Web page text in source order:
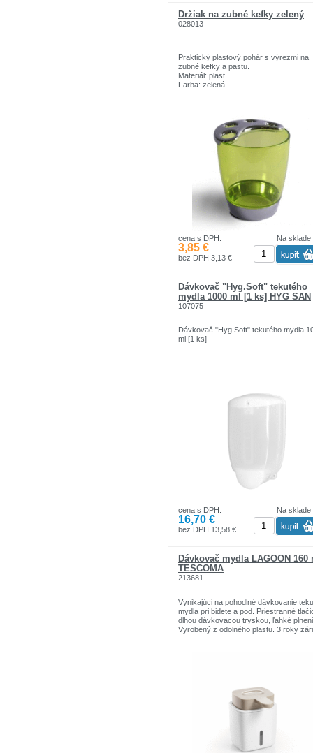
Držiak na zubné kefky zelený
028013
Praktický plastový pohár s výrezmi na
zubné kefky a pastu.
Materiál: plast
Farba: zelená
Na sklade
cena s DPH:
3,85 €
bez DPH 3,13 €
Dávkovač "Hyg.Soft" tekutého
mydla 1000 ml [1 ks] HYG SAN
107075
Dávkovač "Hyg.Soft" tekutého mydla
ml [1 ks]
Na sklade
cena s DPH:
16,70 €
bez DPH 13,58 €
Dávkovač mydla LAGOON 160
TESCOMA
213681
Vynikajúci na pohodlné dávkovanie
mydla pri bidete a pod. Priestranné
dlhou dávkovacou tryskou, ľahké
Vyrobený z odolného plastu. 3 roky